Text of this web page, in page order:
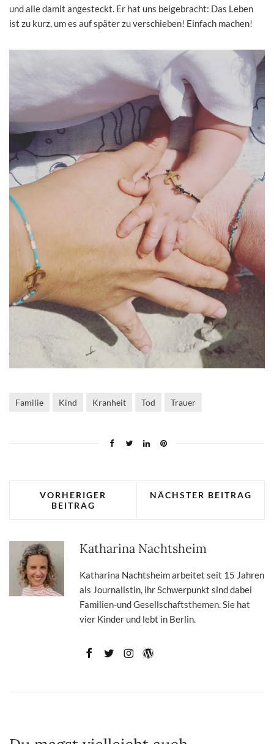
und alle damit angesteckt. Er hat uns beigebracht: Das Leben
ist zu kurz, um es auf später zu verschieben! Einfach machen!
Familie Kind Kranheit Tod Trauer
VORHERIGER
BEITRAG
NÄCHSTER BEITRAG
Katharina Nachtsheim
Katharina Nachtsheim arbeitet seit 15 Jahren
als Journalistin, ihr Schwerpunkt sind dabei
Familien-und Gesellschaftsthemen. Sie hat
vier Kinder und lebt in Berlin.